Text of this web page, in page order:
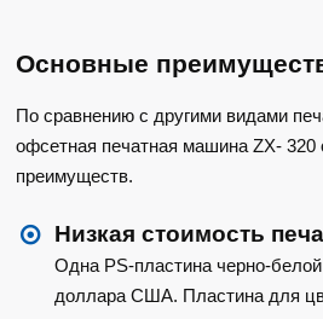
Основные
По сравнению с другими видами
офсетная печатная машина ZX-
преимуществ.
Низкая стоимость
Одна PS-пластина черно-
доллара США. Пластина для